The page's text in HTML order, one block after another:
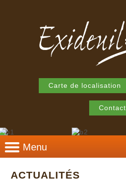
Carte de localisation
Contact
Menu
ACTUALITÉS